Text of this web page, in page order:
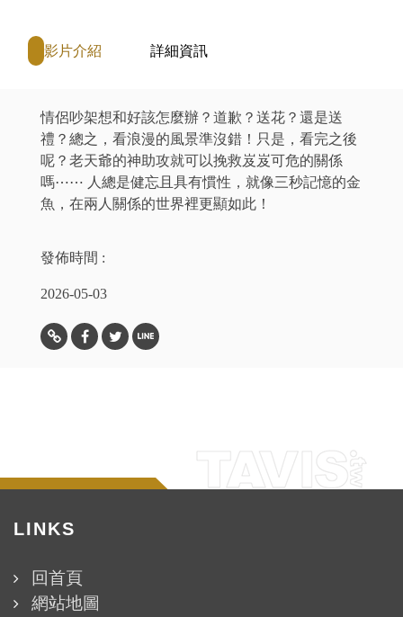
影片介紹 詳細資訊
情侶吵架想和好該怎麼辦？道歉？送花？還是送
禮？總之，看浪漫的風景準沒錯！只是，看完之後
呢？老天爺的神助攻就可以挽救岌岌可危的關係
嗎⋯⋯ 人總是健忘且具有慣性，就像三秒記憶的金
魚，在兩人關係的世界裡更顯如此！
發佈時間 :
2026-05-03
複製連結分享至Facebook
分享至Twitter
分享至Line
LINKS
回首頁
網站地圖